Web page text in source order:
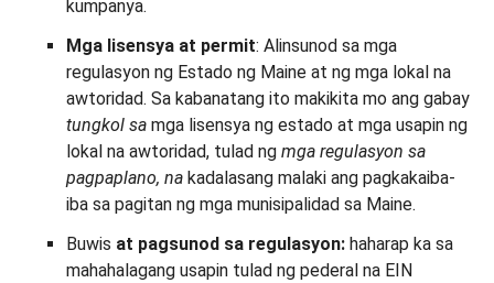
kumpanya.
Mga lisensya at permit: Alinsunod sa mga
regulasyon ng Estado ng Maine at ng mga lokal na
awtoridad. Sa kabanatang ito makikita mo ang gabay
tungkol sa mga lisensya ng estado at mga usapin ng
lokal na awtoridad, tulad ng mga regulasyon sa
pagpaplano, na kadalasang malaki ang pagkakaiba-
iba sa pagitan ng mga munisipalidad sa Maine.
Buwis at pagsunod sa regulasyon: haharap ka sa
mahahalagang usapin tulad ng pederal na EIN